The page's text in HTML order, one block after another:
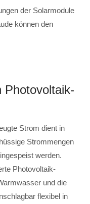
der Solarmodule
können den
Photovoltaik-
Strom dient in
Strommengen
werden.
Photovoltaik-
und die
flexibel in